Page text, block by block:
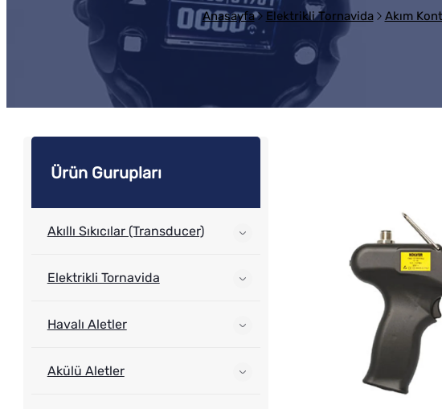
Anasayfa Elektrikli Tornavida Akım
Ürün Gurupları
Akıllı Sıkıcılar (Transducer)
Elektrikli Tornavida
Havalı Aletler
Akülü Aletler